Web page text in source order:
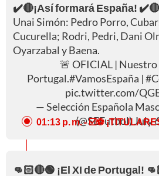
✔️🔴¡Así formará España! ✔️🔴
Unai Simón: Pedro Porro,
Cucurella; Rodri, Pedri, Dani
Oyarzabal y Baena.
🚨 OFICIAL |
Portugal.#VamosEspaña |
pic.twitter.com/
— Selección Española
(@SEFutbol)July
01:13 p. m.- ☑️⚽
👊🏻🔴🟢 ¡El XI de Portugal!